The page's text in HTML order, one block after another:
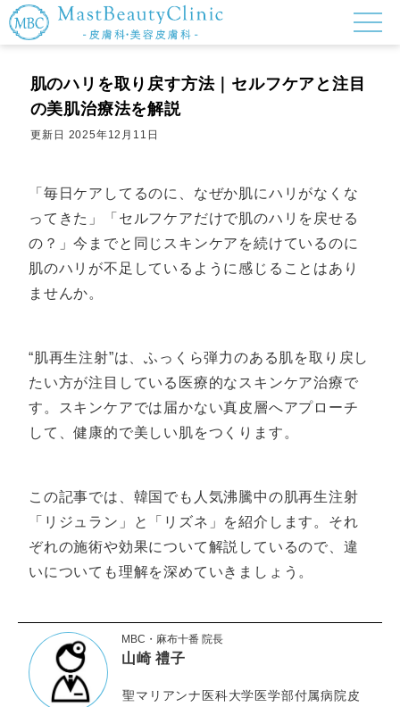
肌のハリを取り戻す方法｜セルフケアと注目
の美肌治療法を解説
更新日 2025年12月11日
「毎日ケアしてるのに、なぜか肌にハリがなくな
ってきた」「セルフケアだけで肌のハリを戻せる
の？」今までと同じスキンケアを続けているのに
肌のハリが不足しているように感じることはあり
ませんか。
“肌再生注射”は、ふっくら弾力のある肌を取り戻し
たい方が注目している医療的なスキンケア治療で
す。スキンケアでは届かない真皮層へアプローチ
して、健康的で美しい肌をつくります。
この記事では、韓国でも人気沸騰中の肌再生注射
「リジュラン」と「リズネ」を紹介します。それ
ぞれの施術や効果について解説しているので、違
いについても理解を深めていきましょう。
MBC・麻布十番 院長
山崎 禮子
聖マリアンナ医科大学医学部付属病院皮